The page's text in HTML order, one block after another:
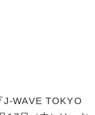
J-WAVE TOKYO